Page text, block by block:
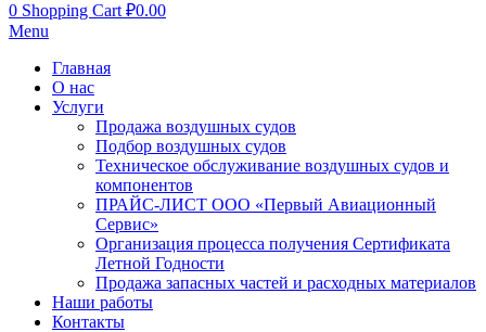
0 Shopping Cart ₽0.00
Menu
Главная
О нас
Услуги
Продажа воздушных судов
Подбор воздушных судов
Техническое обслуживание воздушных судов и
компонентов
ПРАЙС-ЛИСТ ООО «Первый Авиационный
Сервис»
Организация процесса получения Сертификата
Летной Годности
Продажа запасных частей и расходных материалов
Наши работы
Контакты